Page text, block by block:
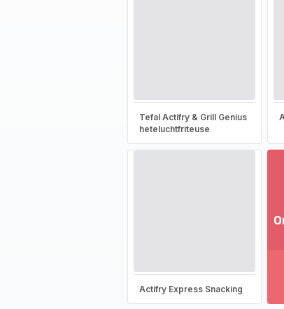
Tefal Actifry & Grill Genius
heteluchtfriteuse
Actifry Express Snacking